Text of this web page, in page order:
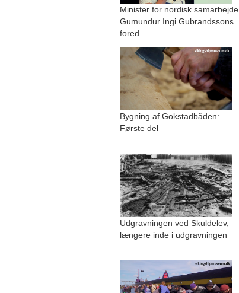
Minister for nordisk samarbejde,
Gumundur Ingi Gubrandssons
fored
Bygning af Gokstadbåden:
Første del
Udgravningen ved Skuldelev,
længere inde i udgravningen